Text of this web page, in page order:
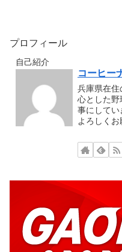
プロフィール
自己紹介
コーヒー
兵庫県在住
心とした野
事にしてい
よろしくお